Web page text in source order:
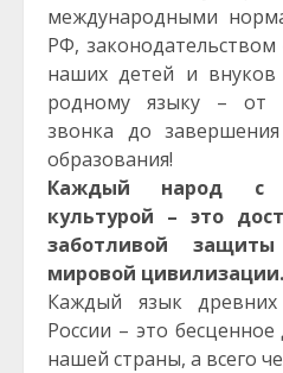
международными
РФ,
наших детей и
родному языку – от
звонка до
образования!
Каждый народ с
культурой – это
заботливой
мировой цивилизации.
Каждый язык
России – это
нашей страны, а всего